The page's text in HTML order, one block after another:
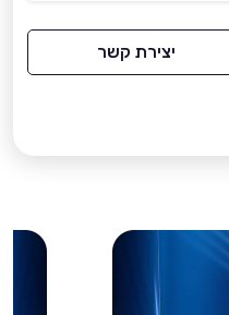
יצירת קשר